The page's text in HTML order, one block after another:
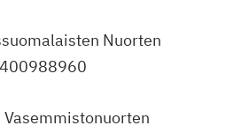
Nuorten